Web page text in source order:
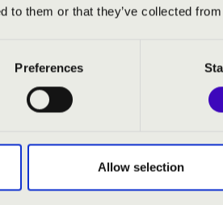
to them or that they’ve collected
Preferences
Allow selection